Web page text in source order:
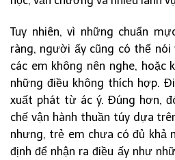
Tuy nhiên, vì những chuẩn
ràng, người ấy cũng có thể nói
các em không nên nghe, hoặc
những điều không thích hợp.
xuất phát từ ác ý. Đúng hơn,
chế vận hành thuần túy dựa
nhưng, trẻ em chưa có đủ khả
định để nhận ra điều ấy như